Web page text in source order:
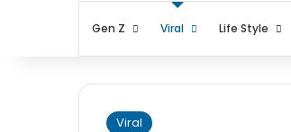
Gen Z Viral Life Style
Viral